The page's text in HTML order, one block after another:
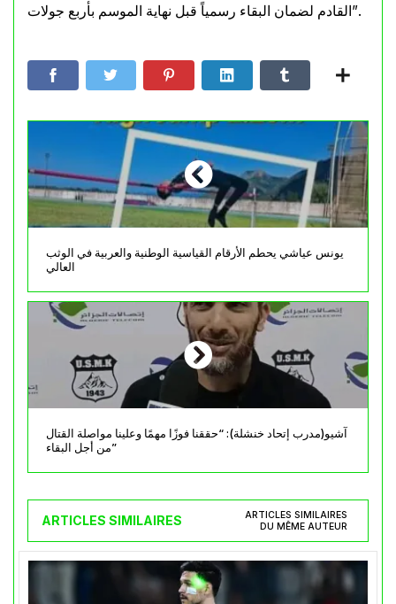
القادم لضمان البقاء رسمياً قبل نهاية الموسم بأربع جولات”.
يونس عياشي يحطم الأرقام القياسية الوطنية والعربية في الوثب
العالي
آشيو(مدرب إتحاد خنشلة): “حققنا فوزًا مهمًا وعلينا مواصلة القتال
من أجل البقاء”
ARTICLES SIMILAIRES
ARTICLES SIMILAIRES
DU MÊME AUTEUR